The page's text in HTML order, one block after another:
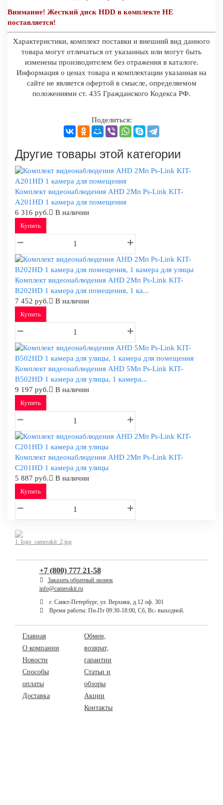
Внимание! Жесткий диск HDD в комплекте НЕ
поставляется!
Характеристики, комплект поставки и внешний вид данного
товара могут отличаться от указанных или могут быть
изменены производителем без отражения в каталоге.
Информация о ценах товара и комплектации указанная на
сайте не является офертой в смысле, определяемом
положениями ст. 435 Гражданского Кодекса РФ.
Поделиться:
Другие товары этой категории
Комплект видеонаблюдения AHD 2Мп Ps-Link KIT-
A201HD 1 камера для помещения
6 316 руб.
В наличии
Купить
Комплект видеонаблюдения AHD 2Мп Ps-Link KIT-
B202HD 1 камера для помещения, 1 ка...
7 452 руб.
В наличии
Купить
Комплект видеонаблюдения AHD 5Мп Ps-Link KIT-
B502HD 1 камера для улицы, 1 камера...
9 197 руб.
В наличии
Купить
Комплект видеонаблюдения AHD 2Мп Ps-Link KIT-
C201HD 1 камера для улицы
5 887 руб.
В наличии
Купить
+7 (800) 777 21-58
Заказать обратный звонок
info@camerakit.ru
г. Санкт-Петербург, ул. Верхняя, д.12 оф. 301
Время работы: Пн-Пт 09:30-18:00, Сб, Вс- выходной.
Главная
О компании
Новости
Способы
оплаты
Доставка
Обмен,
возврат,
гарантии
Статьи и
обзоры
Акции
Контакты